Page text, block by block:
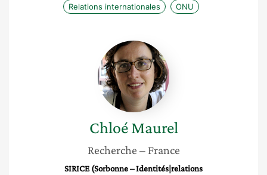
Relations internationales ONU
Chloé
Maurel
Chloé Maurel
Recherche – France
SIRICE (Sorbonne – Identités|relations